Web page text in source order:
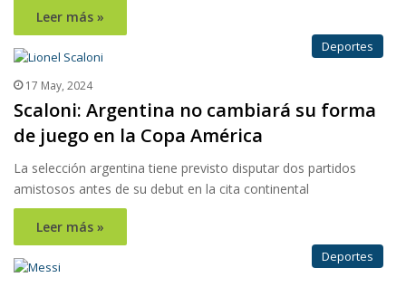
Leer más »
Deportes
17 May, 2024
Scaloni: Argentina no cambiará su forma
de juego en la Copa América
La selección argentina tiene previsto disputar dos partidos
amistosos antes de su debut en la cita continental
Leer más »
Deportes